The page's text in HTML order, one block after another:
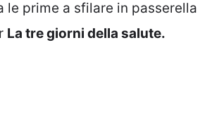
le prime a sfilare in
La tre giorni della salute.